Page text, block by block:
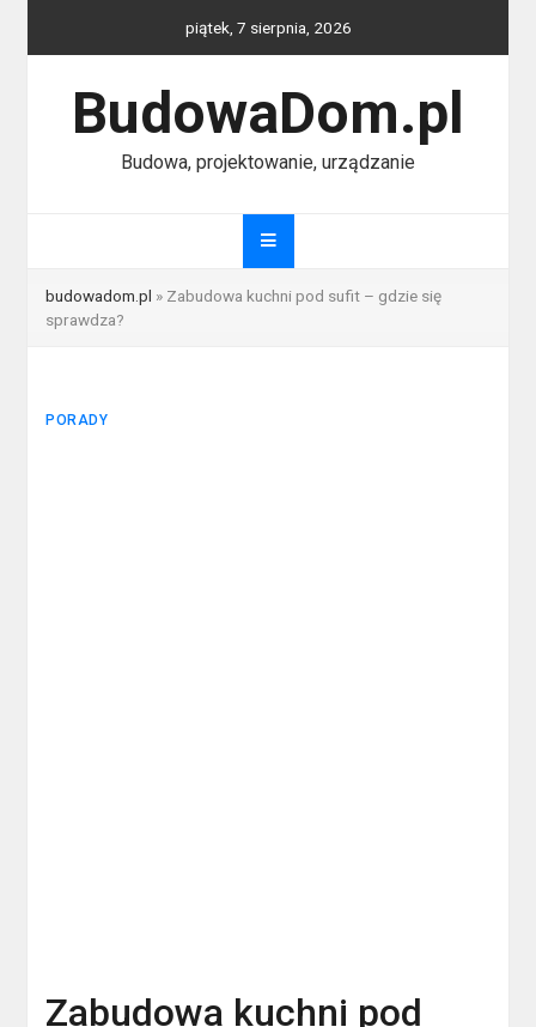
piątek, 7 sierpnia, 2026
BudowaDom.pl
Budowa, projektowanie, urządzanie
budowadom.pl » Zabudowa kuchni pod sufit – gdzie się
sprawdza?
PORADY
Zabudowa kuchni pod